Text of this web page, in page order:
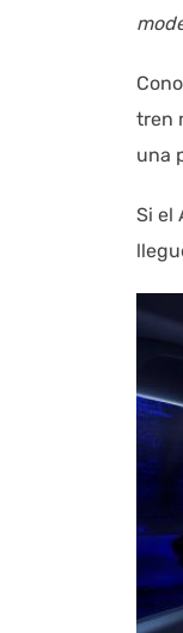
tren
una
Si el